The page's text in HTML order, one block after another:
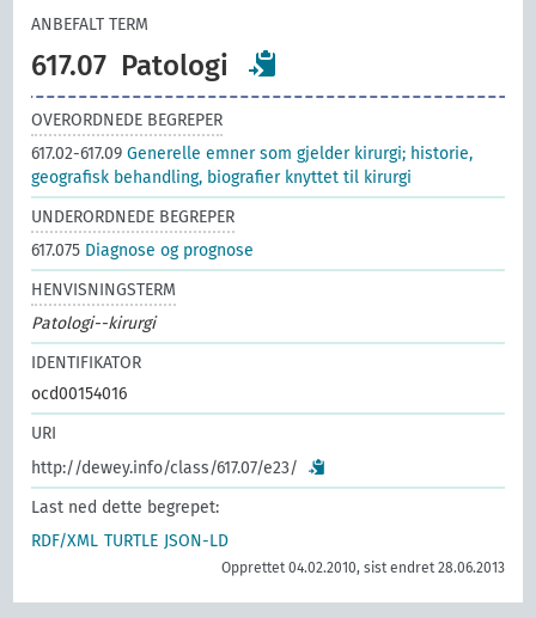
ANBEFALT TERM
617.07 Patologi
OVERORDNEDE BEGREPER
617.02-617.09Generelle emner som gjelder kirurgi; historie,
geografisk behandling, biografier knyttet til kirurgi
UNDERORDNEDE BEGREPER
617.075 Diagnose og prognose
HENVISNINGSTERM
Patologi--kirurgi
IDENTIFIKATOR
ocd00154016
URI
http://dewey.info/class/617.07/e23/
Last ned dette begrepet:
RDF/XML TURTLE JSON-LD
Opprettet 04.02.2010, sist endret 28.06.2013